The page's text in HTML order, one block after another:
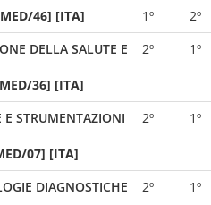
46] [ITA] 1º
2º
DELLA SALUTE E
36] [ITA]
2º 1º
E STRUMENTAZIONI
07] [ITA]
2º 1º
DIAGNOSTICHE
2º 1º